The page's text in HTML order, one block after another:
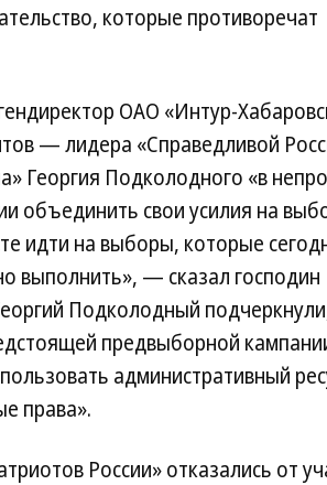
которые противоречат
ОАО «Интур-
— лидера «Справедливой
Георгия Подколодного «в
объединить свои усилия на
идти на выборы, которые
выполнить», — сказал господин
Подколодный
предвыборной
административный
права».
России» отказались от